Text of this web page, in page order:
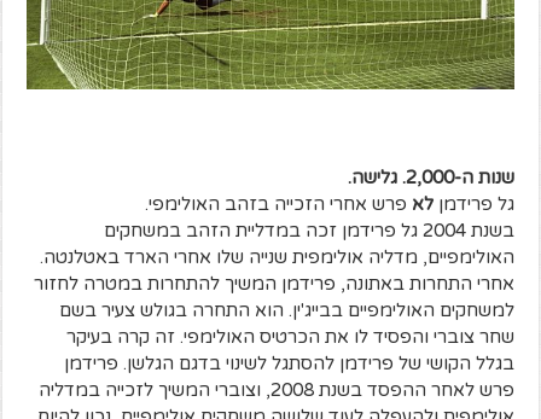
שנות ה-2,000. גלישה.
גל פרידמןלא פרש אחרי הזכייה בזהב האולימפי.
בשנת 2004 גל פרידמן זכה במדליית הזהב במשחקים
האולימפיים, מדליה אולימפית שנייה שלו אחרי הארד באטלנטה.
אחרי התחרות באתונה, פרידמן המשיך להתחרות במטרה לחזור
למשחקים האולימפיים בבייג'ין. הוא התחרה בגולש צעיר בשם
שחר צוברי והפסיד לו את הכרטיס האולימפי. זה קרה בעיקר
בגלל הקושי של פרידמן להסתגל לשינוי בדגם הגלשן. פרידמן
פרש לאחר ההפסד בשנת 2008, וצוברי המשיך לזכייה במדליה